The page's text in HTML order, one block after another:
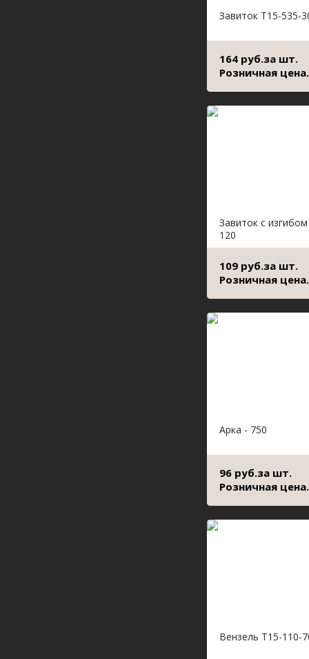
Завиток Т15-535-
164 руб.за шт.
Розничная цена.
Завиток с
120
109 руб.за шт.
Розничная цена.
Арка - 750
96 руб.за шт.
Розничная цена.
Вензель Т15-110-